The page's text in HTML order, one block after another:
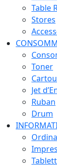
Table
Stores
Toner
Jet
Ruban
Drum